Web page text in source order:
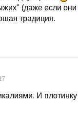
(даже если
традиция.
И плотинку